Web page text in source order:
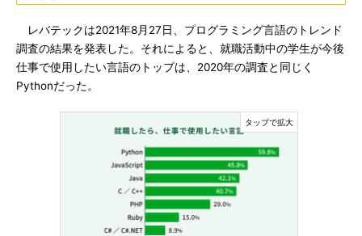
レバテックは2021年8月27日、プログラミング言語のトレンド
調査の結果を発表した。それによると、就職活動中の学生が今後
仕事で使用したい言語のトップは、2020年の調査と同じく
Pythonだった。